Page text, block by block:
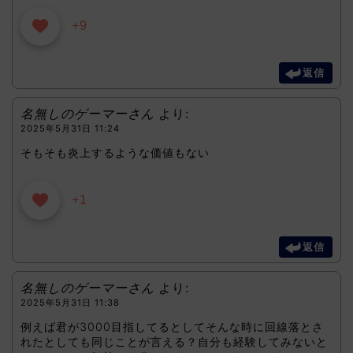
+9
返信
名無しのゲーマーさん より:
2025年5月31日 11:24
そもそも炎上するような価値もない
+1
返信
名無しのゲーマーさん より:
2025年5月31日 11:38
例えば君が3000目指してるとしてそんな時に回線落とさ
れたとしても同じことが言える？自分も経験してみないと